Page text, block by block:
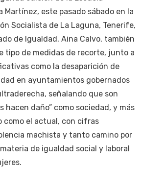
Martínez, este pasado sábado en la
Socialista de La Laguna, Tenerife,
de Igualdad, Aina Calvo, también
tipo de medidas de recorte, junto a
como la desaparición de
en ayuntamientos gobernados
señalando que son
hacen daño” como sociedad, y más
como el actual, con cifras
machista y tanto camino por
de igualdad social y laboral